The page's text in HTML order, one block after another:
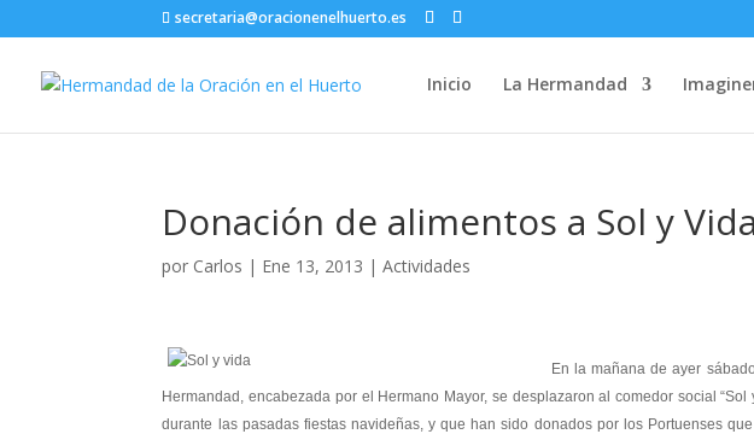
secretaria@oracionenelhuerto.es
Inicio La Hermandad
Donación de alimentos a Sol y
por Carlos | Ene 13, 2013 |Actividades
En la mañana de ayer sábado,
Hermandad, encabezada por el Hermano Mayor, se desplazaron al comedor social
durante las pasadas fiestas navideñas, y que han sido donados por los Portuenses